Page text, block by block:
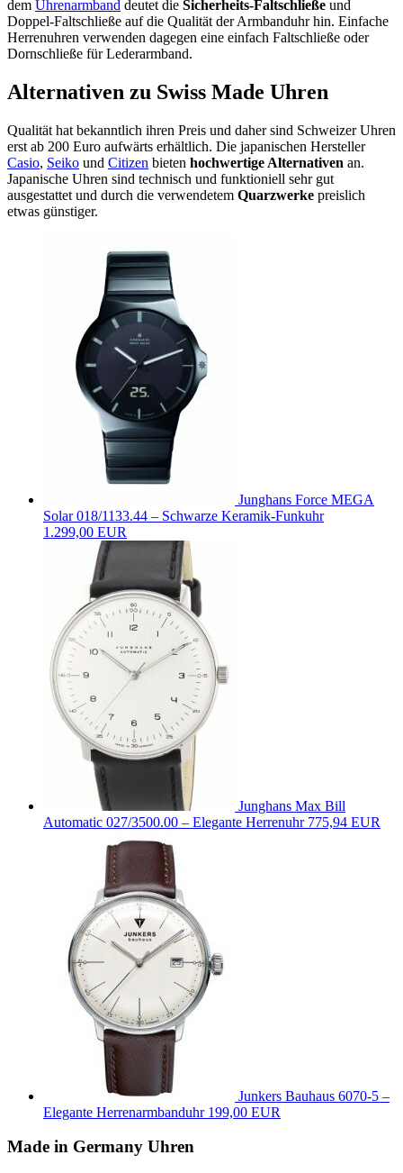
dem Uhrenarmband deutet die Sicherheits-Faltschließe und
Doppel-Faltschließe auf die Qualität der Armbanduhr hin. Einfache
Herrenuhren verwenden dagegen eine einfach Faltschließe oder
Dornschließe für Lederarmband.
Alternativen zu Swiss Made Uhren
Qualität hat bekanntlich ihren Preis und daher sind Schweizer Uhren
erst ab 200 Euro aufwärts erhältlich. Die japanischen Hersteller
Casio, Seiko und Citizen bieten hochwertige Alternativen an.
Japanische Uhren sind technisch und funktioniell sehr gut
ausgestattet und durch die verwendetem Quarzwerke preislich
etwas günstiger.
Junghans Force MEGA
Solar 018/1133.44 – Schwarze Keramik-Funkuhr
1.299,00 EUR
Junghans Max Bill
Automatic 027/3500.00 – Elegante Herrenuhr 775,94 EUR
Junkers Bauhaus 6070-5 –
Elegante Herrenarmbanduhr 199,00 EUR
Made in Germany Uhren